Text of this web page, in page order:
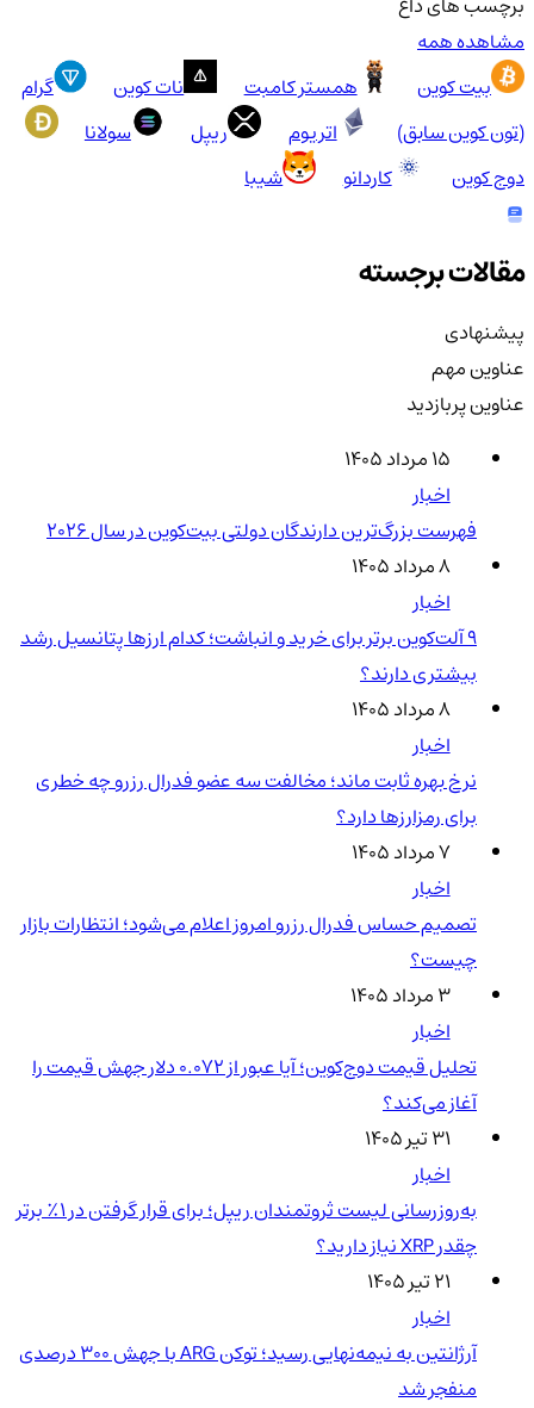
مشاهده همه
بیت کوین
همستر کامبت نات کوین
گرام
(تون کوین سابق)
اتریوم ریپل
سولانا
دوج کوین
کاردانو شیبا
مقالات برجسته
پیشنهادی
عناوین مهم
عناوین پربازدید
۱۵ مرداد ۱۴۰۵
اخبار
فهرست بزرگ‌ترین دارندگان دولتی بیت‌کوین در سال 2026
۸ مرداد ۱۴۰۵
اخبار
۹ آلت‌کوین برتر برای خرید و انباشت؛ کدام ارزها پتانسیل رشد
بیشتری دارند؟
۸ مرداد ۱۴۰۵
اخبار
نرخ بهره ثابت ماند؛ مخالفت سه عضو فدرال رزرو چه خطری
برای رمزارزها دارد؟
۷ مرداد ۱۴۰۵
اخبار
تصمیم حساس فدرال رزرو امروز اعلام می‌شود؛ انتظارات بازار
چیست؟
۳ مرداد ۱۴۰۵
اخبار
تحلیل قیمت دوج‌کوین؛ آیا عبور از ۰.۰۷۲ دلار جهش قیمت را
آغاز می‌کند؟
۳۱ تیر ۱۴۰۵
اخبار
به‌روزرسانی لیست ثروتمندان ریپل؛ برای قرار گرفتن در ۱٪ برتر
چقدر XRP نیاز دارید؟
۲۱ تیر ۱۴۰۵
اخبار
آرژانتین به نیمه‌نهایی رسید؛ توکن ARG با جهش ۳۰۰ درصدی
منفجر شد